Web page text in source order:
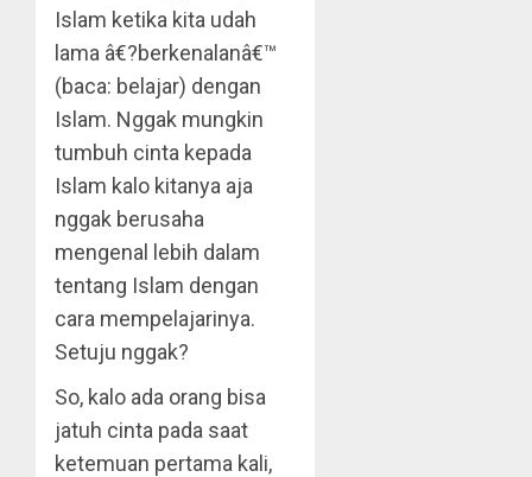
Islam ketika kita udah
lama â€?berkenalanâ€™
(baca: belajar) dengan
Islam. Nggak mungkin
tumbuh cinta kepada
Islam kalo kitanya aja
nggak berusaha
mengenal lebih dalam
tentang Islam dengan
cara mempelajarinya.
Setuju nggak?
So, kalo ada orang bisa
jatuh cinta pada saat
ketemuan pertama kali,